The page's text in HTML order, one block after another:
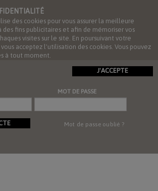
des cookies pour vous assurer la meilleure
des fins publicitaires et afin de mémoriser vos
visites sur le site. En poursuivant votre
acceptez l'utilisation des cookies. Vous pouvez
à tout moment.
J'ACCEPTE
MOT DE PASSE
Mot de passe oublié ?